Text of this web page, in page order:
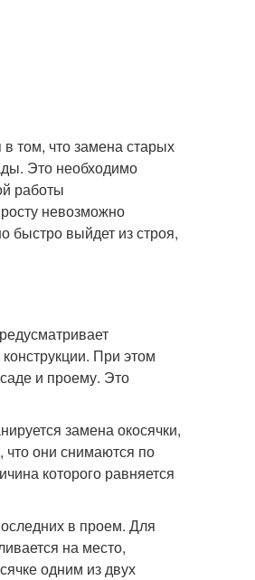
том, что замена старых
Это необходимо
работы
невозможно
быстро выйдет из строя,
При этом
и проему. Это
замена окосячки,
что они снимаются по
которого равняется
в проем. Для
на место,
одним из двух